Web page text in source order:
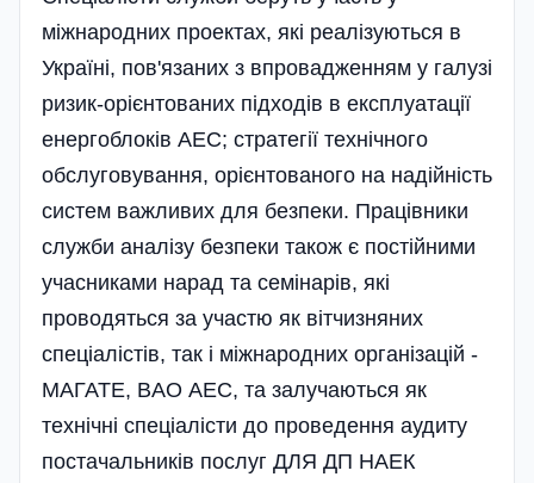
міжнародних проектах, які реалізуються в
Україні, пов'язаних з впровадженням у галузі
ризик-орієнтованих підходів в екс­плуатації
енергоблоків АЕС; стратегії технічного
обслуговування, орієнтованого на надійність
систем важливих для безпе­ки. Працівники
служби аналізу безпеки також є постійними
учасниками нарад та семінарів, які
проводяться за участю як вітчизняних
спеціалістів, так і міжнарод­них організацій -
МАГАТЕ, BAO АЕС, та залучаються як
технічні спеціалісти до проведення аудиту
постачальників по­слуг ДЛЯ ДП НАЕК